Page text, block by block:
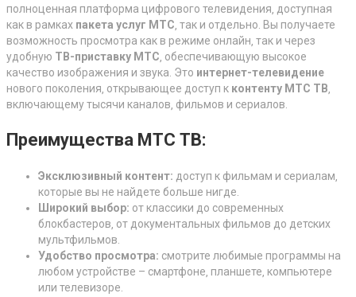
полноценная платформа цифрового телевидения‚ доступная
как в рамках пакета услуг МТС ‚ так и отдельно. Вы получаете
возможность просмотра как в режиме онлайн‚ так и через
удобную ТВ-приставку МТС ‚ обеспечивающую высокое
качество изображения и звука. Это интернет-телевидение
нового поколения‚ открывающее доступ к контенту МТС ТВ
включающему тысячи каналов‚ фильмов и сериалов.
Преимущества МТС ТВ:
Эксклюзивный контент: доступ к фильмам и сериалам‚
которые вы не найдете больше нигде.
Широкий выбор: от классики до современных
блокбастеров‚ от документальных фильмов до детских
мультфильмов.
Удобство просмотра: смотрите любимые программы на
любом устройстве – смартфоне‚ планшете‚ компьютере
или телевизоре.